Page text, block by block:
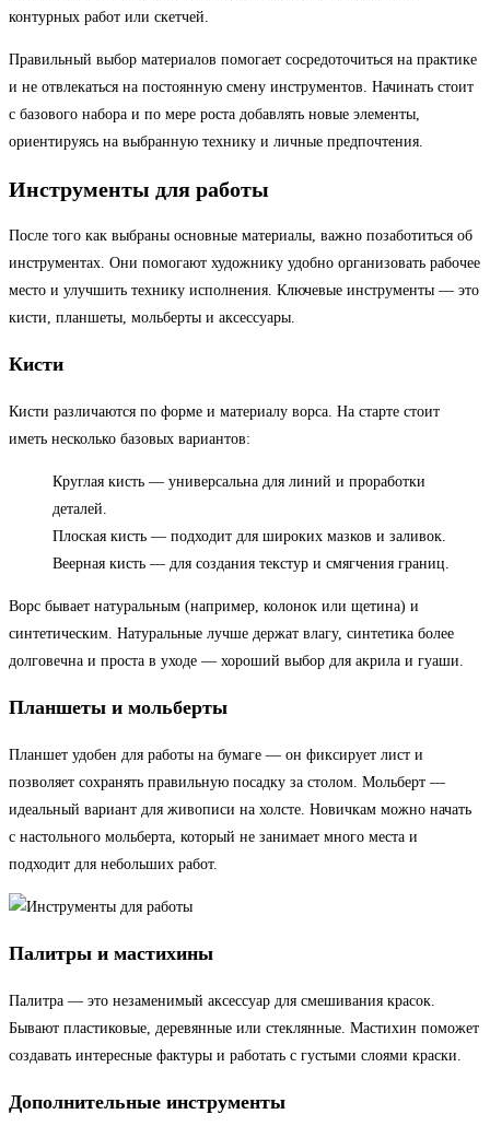
контурных работ или скетчей.
Правильный выбор материалов помогает сосредоточиться на практике
и не отвлекаться на постоянную смену инструментов. Начинать стоит
с базового набора и по мере роста добавлять новые элементы,
ориентируясь на выбранную технику и личные предпочтения.
Инструменты для работы
После того как выбраны основные материалы, важно позаботиться об
инструментах. Они помогают художнику удобно организовать рабочее
место и улучшить технику исполнения. Ключевые инструменты — это
кисти, планшеты, мольберты и аксессуары.
Кисти
Кисти различаются по форме и материалу ворса. На старте стоит
иметь несколько базовых вариантов:
Круглая кисть — универсальна для линий и проработки
деталей.
Плоская кисть — подходит для широких мазков и заливок.
Веерная кисть — для создания текстур и смягчения границ.
Ворс бывает натуральным (например, колонок или щетина) и
синтетическим. Натуральные лучше держат влагу, синтетика более
долговечна и проста в уходе — хороший выбор для акрила и гуаши.
Планшеты и мольберты
Планшет удобен для работы на бумаге — он фиксирует лист и
позволяет сохранять правильную посадку за столом. Мольберт —
идеальный вариант для живописи на холсте. Новичкам можно начать
с настольного мольберта, который не занимает много места и
подходит для небольших работ.
Палитры и мастихины
Палитра — это незаменимый аксессуар для смешивания красок.
Бывают пластиковые, деревянные или стеклянные. Мастихин поможет
создавать интересные фактуры и работать с густыми слоями краски.
Дополнительные инструменты